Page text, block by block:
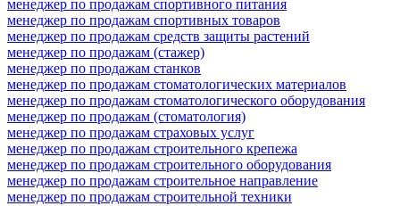
менеджер по продажам спортивного питания
менеджер по продажам спортивных товаров
менеджер по продажам средств защиты растений
менеджер по продажам (стажер)
менеджер по продажам станков
менеджер по продажам стоматологических материалов
менеджер по продажам стоматологического оборудования
менеджер по продажам (стоматология)
менеджер по продажам страховых услуг
менеджер по продажам строительного крепежа
менеджер по продажам строительного оборудования
менеджер по продажам строительное направление
менеджер по продажам строительной техники